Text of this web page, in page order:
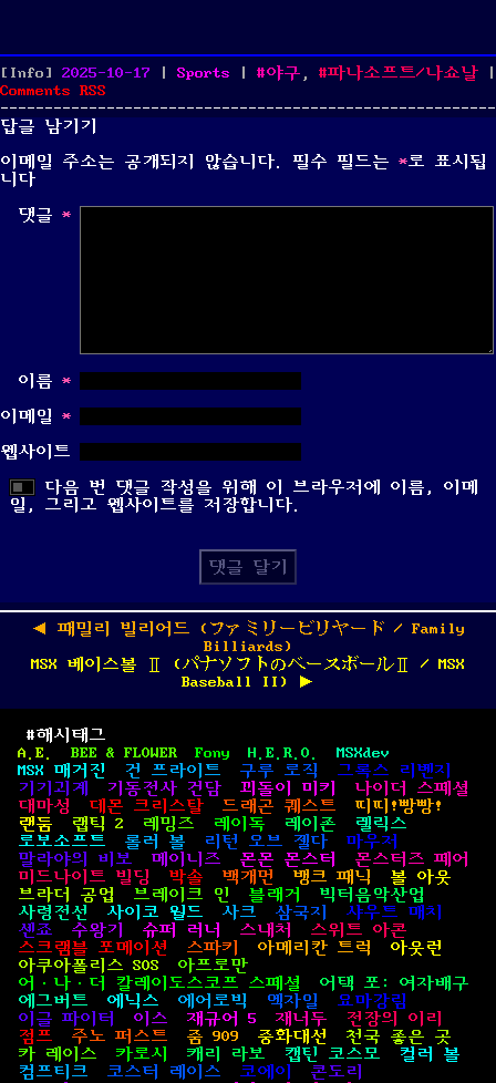
[Info] Posted
on
2025-10-17 Categories
Sports Tags
야구 , 파나소프트/나쇼날
Comments RSS
답글 남기기
이메일 주소는 공개되지 않습니다.
필수 필드는 *로 표시됩
니다
댓글 *
이름 *
이메일 *
웹사이트
다음 번 댓글 작성을 위해 이 브라우저에 이름, 이메
일, 그리고 웹사이트를 저장합니다.
글
◀
Previous
패밀리 빌리어드 (ファミリービリヤード / Family
Billiards)
Next
MSX 베이스볼 Ⅱ (パナソフトのベースボールⅡ / MSX
Baseball II)
▶
#해시태그
A.E.
BEE & FLOWER Fony H.E.R.O.
MSXdev
MSX 매거진
건 프라이트 구루 로직
그록스 리벤지
기기괴계
기동전사 건담 꾀돌이 미키
나이더 스페셜
대마성
데몬 크리스탈 드래곤 퀘스트
띠띠!빵빵!
랜둠
랩틱 2 레밍즈 레이독 레이존
렐릭스
로보소프트
롤러 볼 리턴 오브 젤다
마우저
말라야의 비보
메이니즈 몬몬 몬스터
몬스터즈 페어
미드나이트 빌딩
박솔 백개먼 뱅크 패닉
볼 아웃
브라더 공업
브레이크 인 블래거
빅터음악산업
사령전선
사이코 월드 사크 삼국지
샤우트 매치
센죠
수왕기 슈퍼 러너 스내처
스위트 아콘
스크램블 포메이션
스파키 아메리칸 트럭
아웃런
아쿠아폴리스 SOS
아프로만
어·나·더 칼레이도스코프 스페셜
어택 포: 여자배구
에그버트
에닉스 에어로빅 엑자일
요마강림
이글 파이터
이스 재규어 5 재너두
전장의 이리
점프
주노 퍼스트 줌 909 중화대선
천국 좋은 곳
카 레이스
카로시 캐리 라보 캡틴 코스모
컬러 볼
컴프티크
코스터 레이스 코에이
콘도리